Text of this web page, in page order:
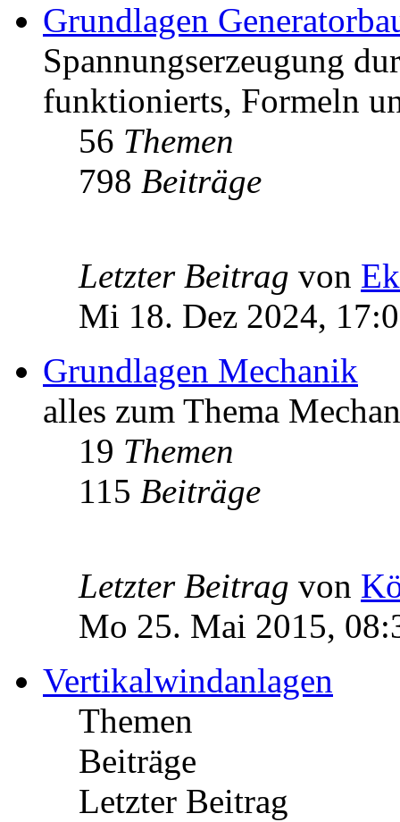
Grundlagen
Spannungserzeugung
funktionierts, Formeln
56 Themen
798 Beiträge
Letzter Beitrag von
Mi 18. Dez 2024,
Grundlagen Mechanik
alles zum Thema
19 Themen
115 Beiträge
Letzter Beitrag von
Mo 25. Mai 2015,
Vertikalwindanlagen
Themen
Beiträge
Letzter Beitrag